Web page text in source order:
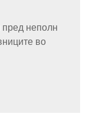
пред неполн
во